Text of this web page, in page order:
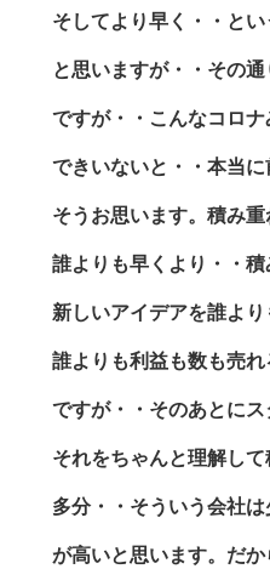
そしてより早く・・と
と思いますが・・その通
ですが・・こんなコロ
できいないと・・本当
そうお思います。積み重
誰よりも早くより・・
新しいアイデアを誰よ
誰よりも利益も数も売
ですが・・そのあとに
それをちゃんと理解し
多分・・そういう会社
が高いと思います。だ